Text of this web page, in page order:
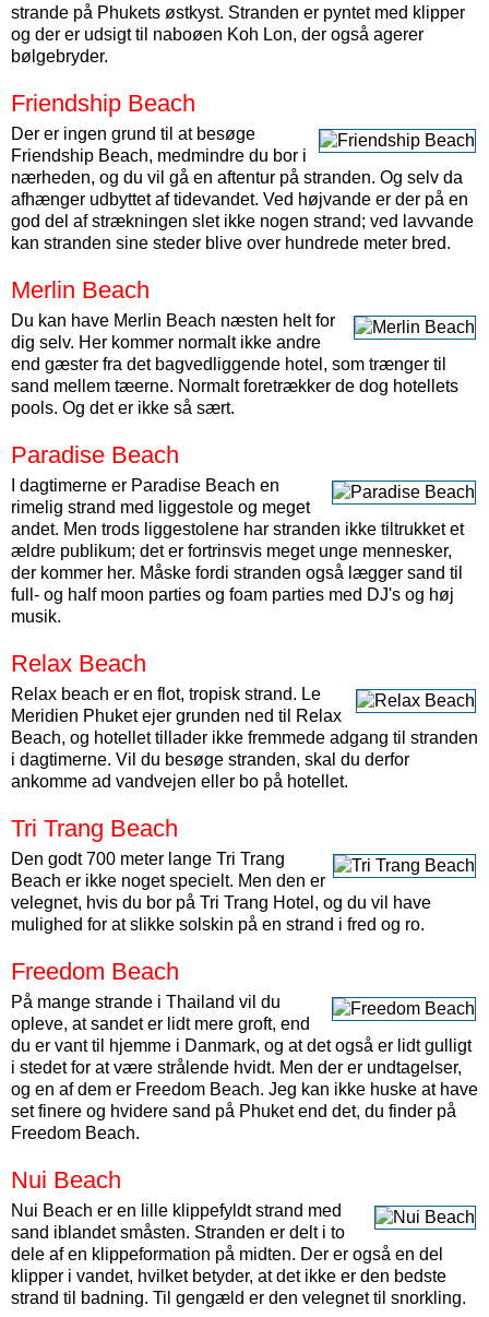
strande på Phukets østkyst. Stranden er pyntet med klipper
og der er udsigt til naboøen Koh Lon, der også agerer
bølgebryder.
Friendship Beach
Der er ingen grund til at besøge
Friendship Beach, medmindre du bor i
nærheden, og du vil gå en aftentur på stranden. Og selv da
afhænger udbyttet af tidevandet. Ved højvande er der på en
god del af strækningen slet ikke nogen strand; ved lavvande
kan stranden sine steder blive over hundrede meter bred.
Merlin Beach
Du kan have Merlin Beach næsten helt for
dig selv. Her kommer normalt ikke andre
end gæster fra det bagvedliggende hotel, som trænger til
sand mellem tæerne. Normalt foretrækker de dog hotellets
pools. Og det er ikke så sært.
Paradise Beach
I dagtimerne er Paradise Beach en
rimelig strand med liggestole og meget
andet. Men trods liggestolene har stranden ikke tiltrukket et
ældre publikum; det er fortrinsvis meget unge mennesker,
der kommer her. Måske fordi stranden også lægger sand til
full- og half moon parties og foam parties med DJ's og høj
musik.
Relax Beach
Relax beach er en flot, tropisk strand. Le
Meridien Phuket ejer grunden ned til Relax
Beach, og hotellet tillader ikke fremmede adgang til stranden
i dagtimerne. Vil du besøge stranden, skal du derfor
ankomme ad vandvejen eller bo på hotellet.
Tri Trang Beach
Den godt 700 meter lange Tri Trang
Beach er ikke noget specielt. Men den er
velegnet, hvis du bor på Tri Trang Hotel, og du vil have
mulighed for at slikke solskin på en strand i fred og ro.
Freedom Beach
På mange strande i Thailand vil du
opleve, at sandet er lidt mere groft, end
du er vant til hjemme i Danmark, og at det også er lidt gulligt
i stedet for at være strålende hvidt. Men der er undtagelser,
og en af dem er Freedom Beach. Jeg kan ikke huske at have
set finere og hvidere sand på Phuket end det, du finder på
Freedom Beach.
Nui Beach
Nui Beach er en lille klippefyldt strand med
sand iblandet småsten. Stranden er delt i to
dele af en klippeformation på midten. Der er også en del
klipper i vandet, hvilket betyder, at det ikke er den bedste
strand til badning. Til gengæld er den velegnet til snorkling.